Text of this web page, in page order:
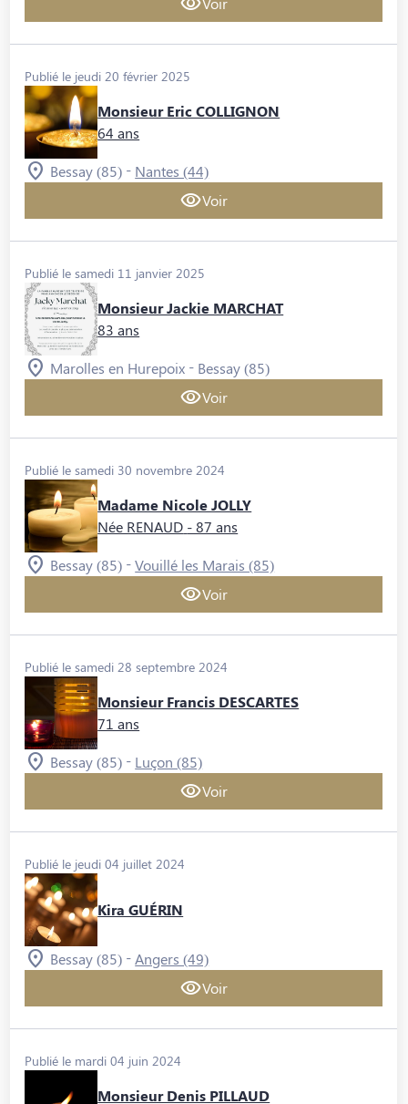
Publié le jeudi 20 février 2025
Monsieur Eric COLLIGNON
64 ans
Bessay (85) - Nantes (44)
Voir
Publié le samedi 11 janvier 2025
Monsieur Jackie MARCHAT
83 ans
Marolles en Hurepoix - Bessay (85)
Voir
Publié le samedi 30 novembre 2024
Madame Nicole JOLLY
Née RENAUD - 87 ans
Bessay (85) -Vouillé les Marais (85)
Voir
Publié le samedi 28 septembre 2024
Monsieur Francis DESCARTES
71 ans
Bessay (85) - Luçon (85)
Voir
Publié le jeudi 04 juillet 2024
Kira GUÉRIN
Bessay (85) - Angers (49)
Voir
Publié le mardi 04 juin 2024
Monsieur Denis PILLAUD